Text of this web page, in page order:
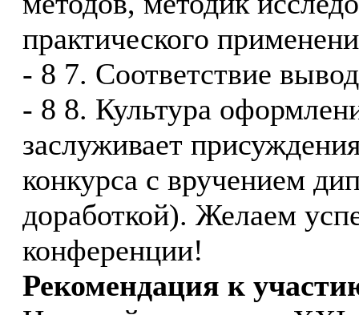
практического
- 8 7. Соответствие
- 8 8. Культура
заслуживает
конкурса с вручением
доработкой). Желаем
конференции!
Рекомендация к